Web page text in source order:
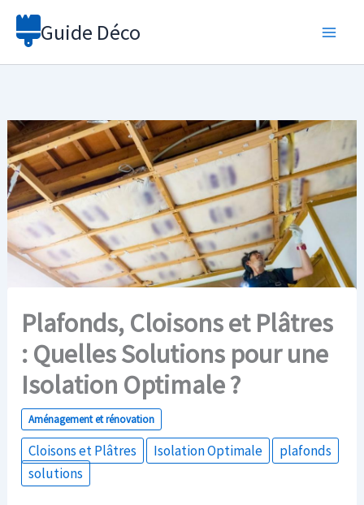
Aller
Guide Déco
Plafonds, Cloisons et Plâtres
: Quelles Solutions pour une
Isolation Optimale ?
Aménagement et rénovation
Cloisons et Plâtres Isolation Optimale
plafonds
solutions